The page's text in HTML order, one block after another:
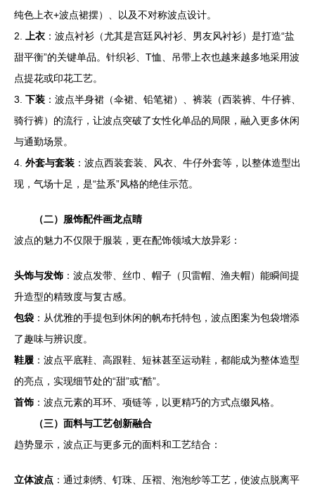
纯色上衣+波点裙摆）、以及不对称波点设计。
2.
上衣 ：波点衬衫（尤其是宫廷风衬衫、男友风衬衫）是打造“盐
甜平衡”的关键单品。针织衫、T恤、吊带上衣也越来越多地采用波
点提花或印花工艺。
3. 下装 ：波点半身裙（伞裙、铅笔裙）、裤装（西装裤、牛仔裤、
骑行裤）的流行，让波点突破了女性化单品的局限，融入更多休闲
与通勤场景。
4. 外套与套装 ：波点西装套装、风衣、牛仔外套等，以整体造型出
现，气场十足，是“盐系”风格的绝佳示范。
（二）服饰配件画龙点睛
波点的魅力不仅限于服装，更在配饰领域大放异彩：
头饰与发饰 ：波点发带、丝巾、帽子（贝雷帽、渔夫帽）能瞬间提
升造型的精致度与复古感。
包袋 ：从优雅的手提包到休闲的帆布托特包，波点图案为包袋增添
了趣味与辨识度。
鞋履 ：波点平底鞋、高跟鞋、短袜甚至运动鞋，都能成为整体造型
的亮点，实现细节处的“甜”或“酷”。
首饰 ：波点元素的耳环、项链等，以更精巧的方式点缀风格。
（三）面料与工艺创新融合
趋势显示，波点正与更多元的面料和工艺结合：
立体波点 ：通过刺绣、钉珠、压褶、泡泡纱等工艺，使波点脱离平